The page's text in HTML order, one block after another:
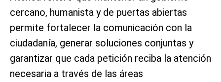
cercano, humanista y de puertas abiertas
permite fortalecer la comunicación con la
ciudadanía, generar soluciones conjuntas y
garantizar que cada petición reciba la atención
necesaria a través de las áreas